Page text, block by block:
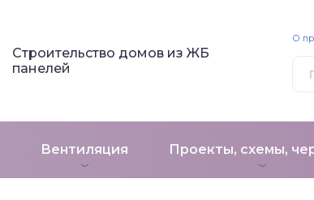
Строительство домов из ЖБ
панелей
Вентиляция Проекты, схемы,
О